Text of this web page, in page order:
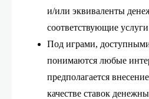
и/или эквиваленты
соответствующие
Под играми,
понимаются любые
предполагается
качестве ставок